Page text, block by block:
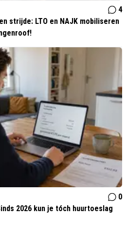
4
strijde: LTO en NAJK mobiliseren
0
2026 kun je tóch huurtoeslag